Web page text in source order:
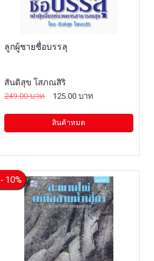
ลูกผู้ชายชื่อบรรลุ
สันติสุข โสภณสิริ
249.00 บาท
125.00 บาท
สินค้าหมด
- 10%